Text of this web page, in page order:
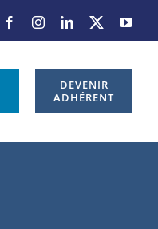
FacebookInstagramLinkedIn
X
DEVENIR
ADHÉRENT